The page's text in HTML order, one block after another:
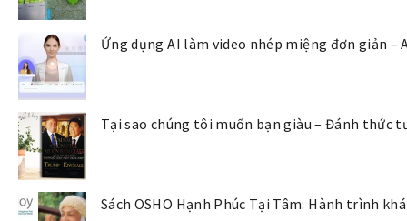
Ứng dụng AI làm video nhép miệng đơn giản –
Tại sao chúng tôi muốn bạn giàu – Đánh thức
Sách OSHO Hạnh Phúc Tại Tâm: Hành trình